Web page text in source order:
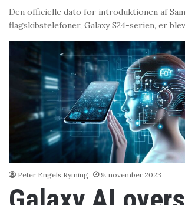
Den officielle dato for introduktionen af
flagskibstelefoner, Galaxy S24-serien, er
Peter Engels Ryming 9. november 2023